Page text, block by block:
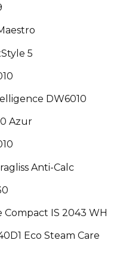
5
DW6010
Azur
Anti-Calc
Compact IS 2043 WH
Eco Steam Care